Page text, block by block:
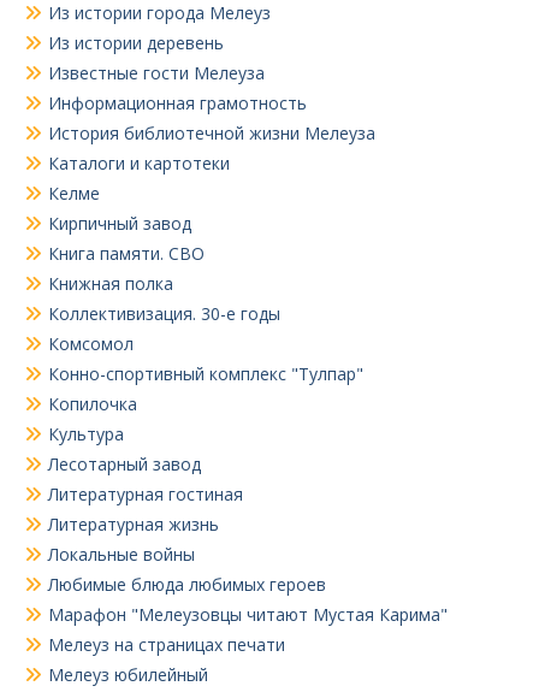
Из истории города Мелеуз
Из истории деревень
Известные гости Мелеуза
Информационная грамотность
История библиотечной жизни Мелеуза
Каталоги и картотеки
Келме
Кирпичный завод
Книга памяти. СВО
Книжная полка
Коллективизация. 30-е годы
Комсомол
Конно-спортивный комплекс "Тулпар"
Копилочка
Культура
Лесотарный завод
Литературная гостиная
Литературная жизнь
Локальные войны
Любимые блюда любимых героев
Марафон "Мелеузовцы читают Мустая Карима"
Мелеуз на страницах печати
Мелеуз юбилейный